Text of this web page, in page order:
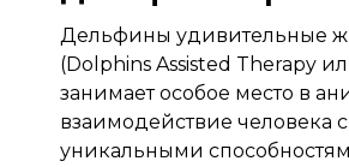
Дельфины удивительные
(Dolphins Assisted Therapy
занимает особое место в
взаимодействие человека
уникальными